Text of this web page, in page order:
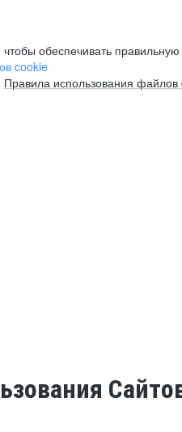
обеспечивать
cookie
Правила использования файлов